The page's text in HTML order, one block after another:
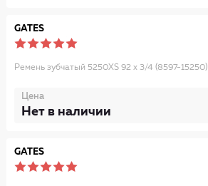
GATES
Ремень зубчатый 5250XS 92 x 3/4 (8597-15250)
Цена
Нет в наличии
GATES